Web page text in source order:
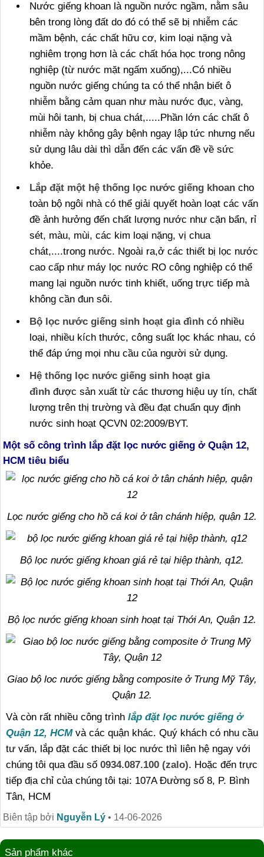
Nước giếng khoan là nguồn nước ngầm, nằm sâu
bên trong lòng đất do đó có thể sẽ bị nhiễm các
mầm bệnh, các chất hữu cơ, kim loại nặng và
nghiêm trọng hơn là các chất hóa học trong nông
nghiệp (từ nước mặt ngấm xuống),...Có nhiều
nguồn nước giếng chúng ta có thể nhận biết ô
nhiễm bằng cảm quan như màu nước đục, vàng,
mùi hôi tanh, bị chua chát,.....Phần lớn các chất ô
nhiễm này không gây bệnh ngay lập tức nhưng nếu
sử dụng lâu dài thì dẫn đến các vấn đề về sức
khỏe.
Lắp đặt một hệ thống lọc nước giếng khoan cho
toàn bộ ngôi nhà có thể giải quyết hoàn loạt các vấn
đề ảnh hưởng đến chất lượng nước như cặn bẩn, rỉ
sét, màu, mùi, các kim loại nặng, vị chua
chát,....trong nước. Ngoài ra,ở các thiết bị lọc nước
cao cấp như máy lọc nước RO công nghiệp có thể
mang lại nguồn nước tinh khiết, uống trực tiếp mà
không cần đun sôi.
Bộ lọc nước giếng sinh hoạt gia đình có nhiều
loại, nhiều kích thước, công suất lọc khác nhau, có
thể đáp ứng mọi nhu cầu của người sử dụng.
Hệ thống lọc nước giếng sinh hoạt gia
đình được sản xuất từ các thương hiệu uy tín, chất
lượng trên thị trường và đều đạt chuẩn quy định
nước sinh hoạt QCVN 02:2009/BYT.
Một số công trình lắp đặt lọc nước giếng ở Quận 12,
HCM tiêu biểu
Lọc nước giếng cho hồ cá koi ở tân chánh hiệp, quận 12.
Bộ lọc nước giếng khoan giá rẻ tại hiệp thành, q12.
Bộ lọc nước giếng khoan sinh hoạt tại Thới An, Quận 12.
Giao bộ loc nước giếng bằng composite ở Trung Mỹ Tây,
Quận 12.
Và còn rất nhiều công trình lắp đặt lọc nước giếng ở
Quận 12, HCMvà các quận khác. Quý khách có nhu cầu
tư vấn, lắp đặt các thiết bị lọc nước thì liên hệ ngay với
chúng tôi qua đầu số 0934.087.100 (zalo). Hoặc đến trực
tiếp địa chỉ của chúng tôi tại: 107A Đường số 8, P. Bình
Tân, HCM
Biên tập bởi Nguyễn Lý • 14-06-2026
Sản phẩm khác